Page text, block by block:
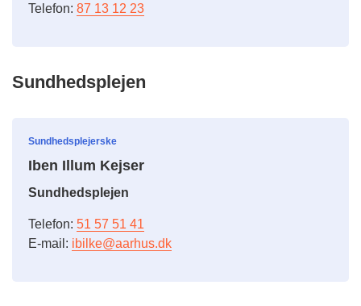
Telefon: 87 13 12 23
Sundhedsplejen
Sundhedsplejerske
Iben Illum Kejser
Sundhedsplejen
Telefon: 51 57 51 41
E-mail: ibilke@aarhus.dk